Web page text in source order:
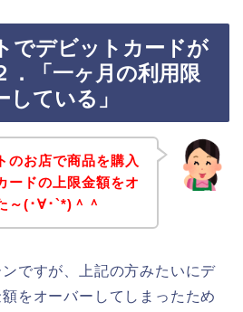
でデビットカードが
．「一ヶ月の利用限
ている」
のお店で商品を購入
ードの上限金額をオ
～(･∀･`*)＾＾
ですが、上記の方みたいにデ
をオーバーしてしまったため